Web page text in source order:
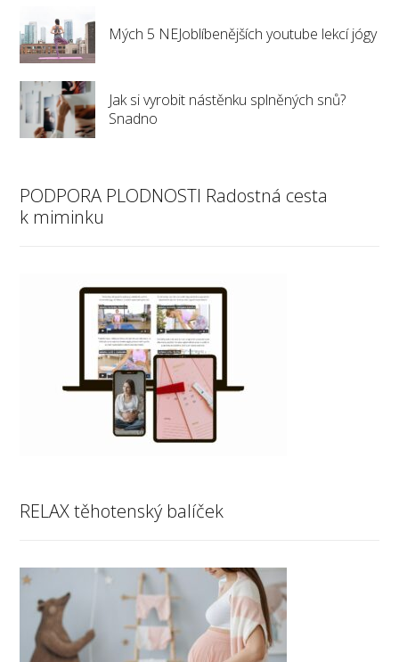
Mých 5 NEJoblíbenějších youtube lekcí jógy
Jak si vyrobit nástěnku splněných snů?
Snadno
PODPORA PLODNOSTI Radostná cesta
k miminku
RELAX těhotenský balíček